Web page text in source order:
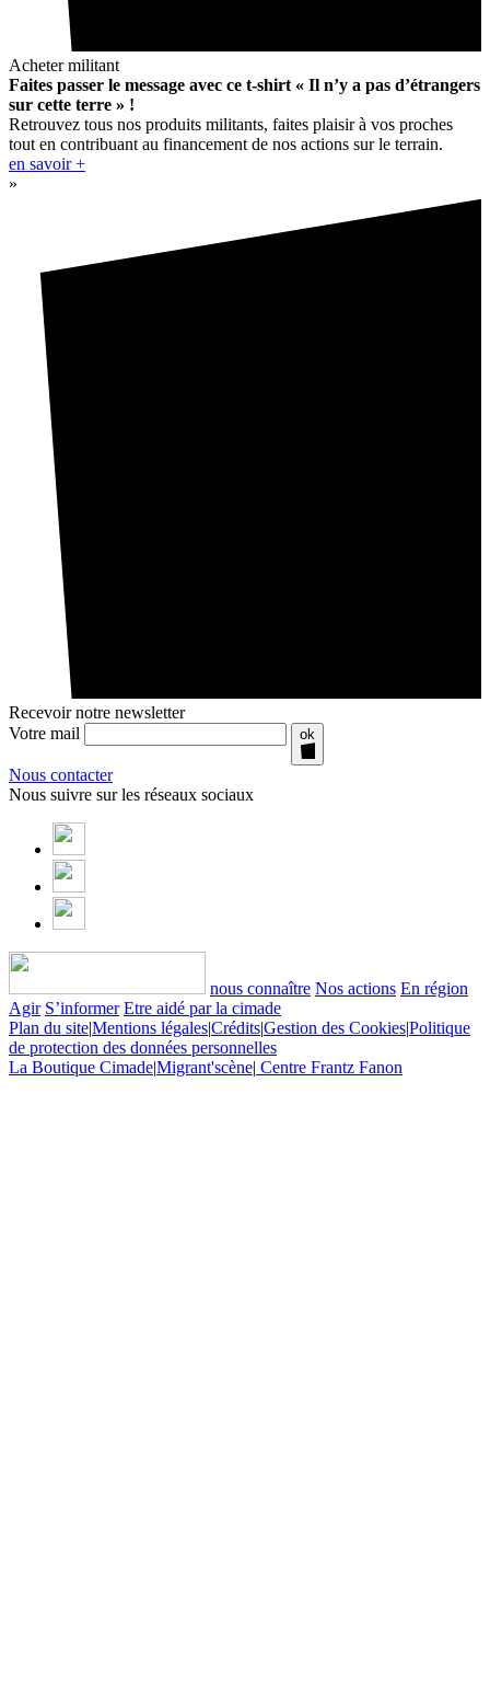
Acheter militant
Faites passer le message avec ce t-shirt « Il n’y a pas d’étrangers
sur cette terre » !
Retrouvez tous nos produits militants, faites plaisir à vos proches
tout en contribuant au financement de nos actions sur le terrain.
en savoir +
»
Recevoir notre newsletter
Votre mail
ok
Nous contacter
Nous suivre sur les réseaux sociaux
nous connaître Nos actions En région
Agir S’informer Etre aidé par la cimade
Plan du site|Mentions légales|Crédits|Gestion des Cookies|Politique
de protection des données personnelles
La Boutique Cimade|Migrant'scène| Centre Frantz Fanon